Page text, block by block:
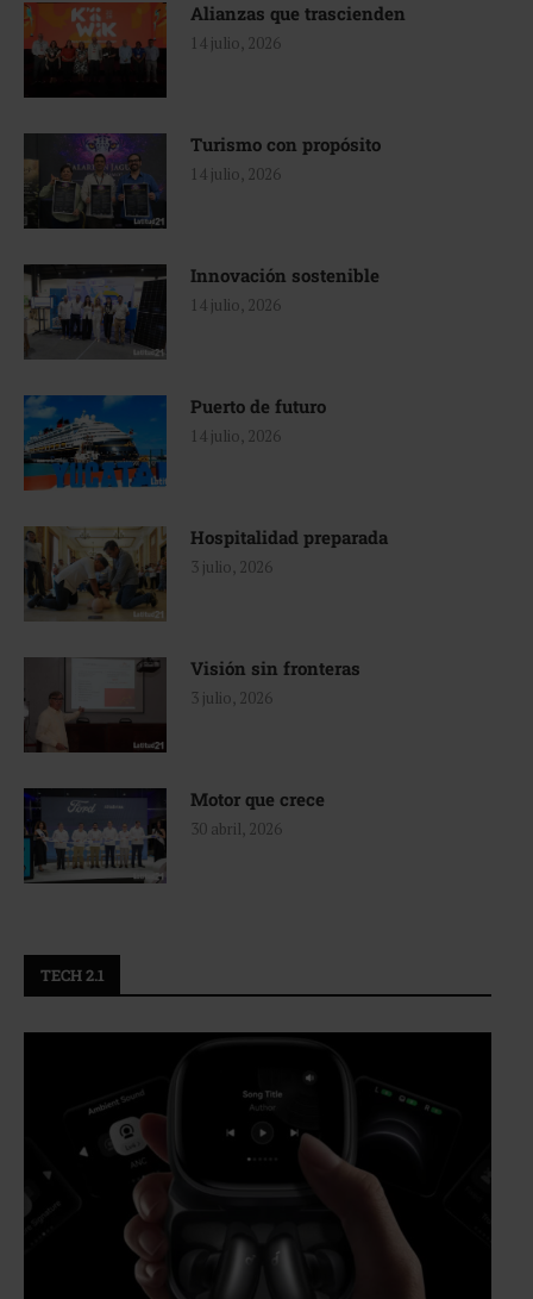
Alianzas que trascienden
14 julio, 2026
Turismo con propósito
14 julio, 2026
Innovación sostenible
14 julio, 2026
Puerto de futuro
14 julio, 2026
Hospitalidad preparada
3 julio, 2026
Visión sin fronteras
3 julio, 2026
Motor que crece
30 abril, 2026
TECH 2.1